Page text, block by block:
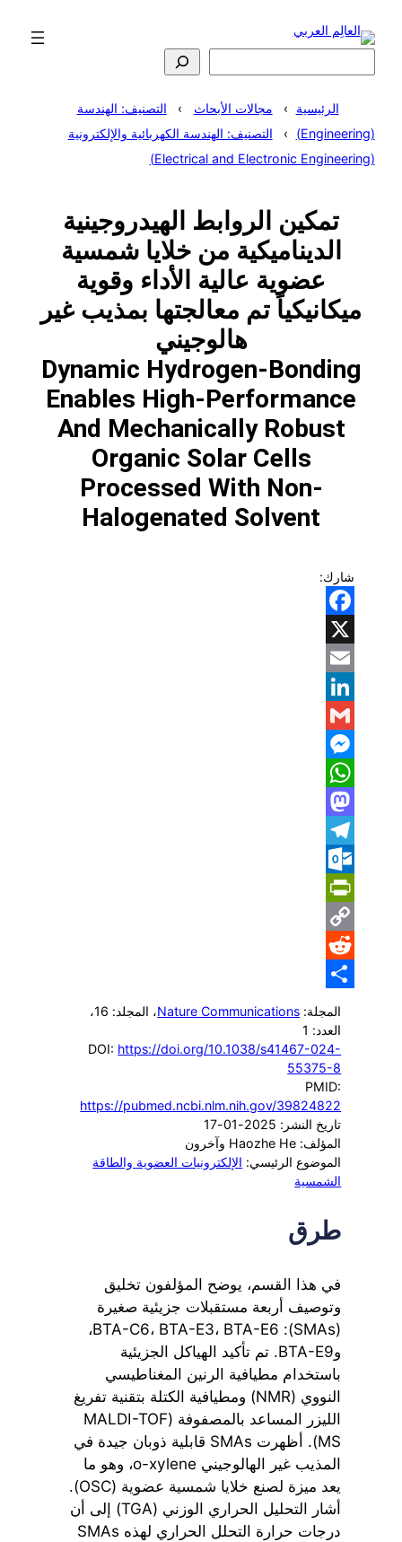
المحتوى
الرئيسية مجالات الأبحاث
التصنيف: الهندسة
(Engineering)
التصنيف: الهندسة الكهربائية والإلكترونية
(Electrical and Electronic Engineering)
تمكين الروابط الهيدروجينية
الديناميكية من خلايا شمسية
عضوية عالية الأداء وقوية
ميكانيكياً تم معالجتها بمذيب غير
هالوجيني
Dynamic Hydrogen-Bonding
Enables High-Performance
And Mechanically Robust
Organic Solar Cells
Processed With Non-
Halogenated Solvent
شارك:
Facebook
X
Email
LinkedIn
Gmail
Messenger
WhatsApp
Mastodon
Telegram
Outlook.com
PrintFriendly
Copy
Link
Reddit
المجلة: Nature Communications، المجلد: 16
،
العدد: 1
DOI: https://doi.org/10.1038/s41467-024-
55375-8
PMID:
https://pubmed.ncbi.nlm.nih.gov/39824822
تاريخ النشر: 2025-01-17
المؤلف: Haozhe He وآخرون
الموضوع الرئيسي: الإلكترونيات العضوية والطاقة
الشمسية
طرق
في هذا القسم، يوضح المؤلفون تخليق
وتوصيف أربعة مستقبلات جزيئية صغيرة
(SMAs): BTA-C6، BTA-E3، BTA-E6،
وBTA-E9. تم تأكيد الهياكل الجزيئية
باستخدام مطيافية الرنين المغناطيسي
النووي (NMR) ومطيافية الكتلة بتقنية تفريغ
الليزر المساعد بالمصفوفة (MALDI-TOF
MS). أظهرت SMAs قابلية ذوبان جيدة في
المذيب غير الهالوجيني o-xylene، وهو ما
يعد ميزة لصنع خلايا شمسية عضوية (OSC).
أشار التحليل الحراري الوزني (TGA) إلى أن
درجات حرارة التحلل الحراري لهذه SMAs